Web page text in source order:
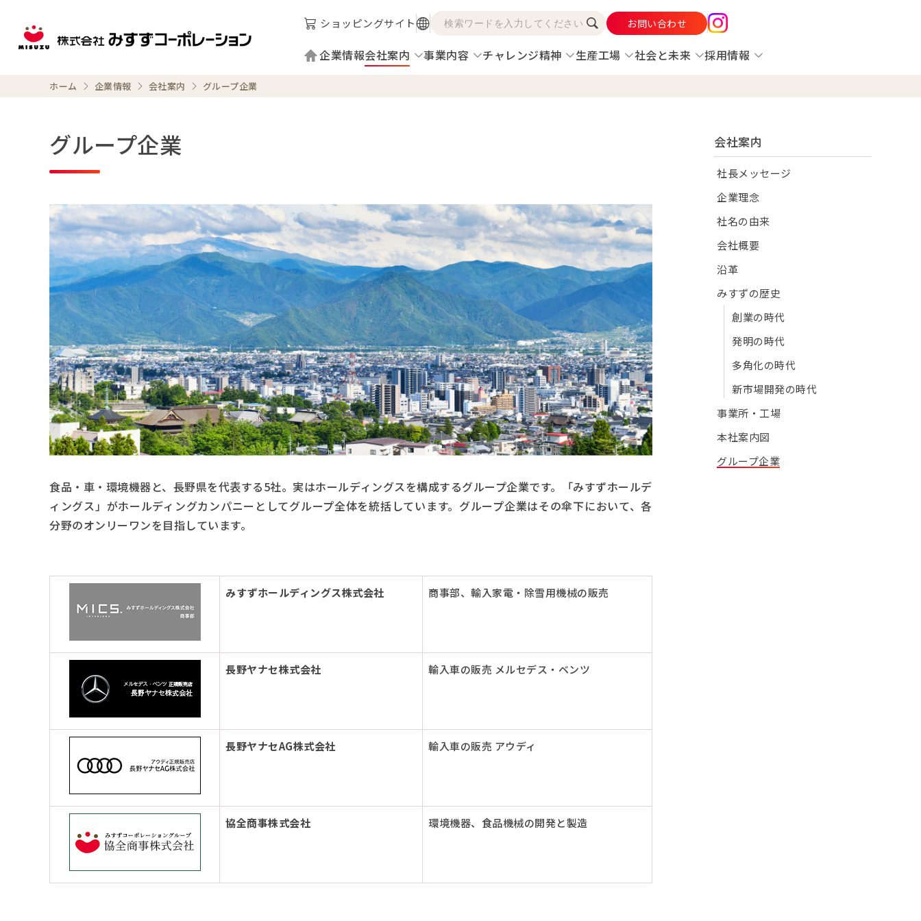
ショッピングサイト お問い合わせ
企業情報会社案内 事業内容 チャレンジ精神 生産工場 社会と未来 採用情報
ホーム 企業情報 会社案内 グループ企業
グループ企業
食品・車・環境機器と、長野県を代表する5社。実はホールディングスを構成するグループ企業です。「みすずホールデ
ィングス」がホールディングカンパニーとしてグループ全体を統括しています。グループ企業はその傘下において、各
分野のオンリーワンを目指しています。
みすずホールディングス株式会社 商事部、輸入家電・除雪用機械の販売
長野ヤナセ株式会社 輸入車の販売 メルセデス・ベンツ
長野ヤナセAG株式会社 輸入車の販売 アウディ
協全商事株式会社 環境機器、食品機械の開発と製造
会社案内
社長メッセージ
企業理念
社名の由来
会社概要
沿革
みすずの歴史
創業の時代
発明の時代
多角化の時代
新市場開発の時代
事業所・工場
本社案内図
グループ企業